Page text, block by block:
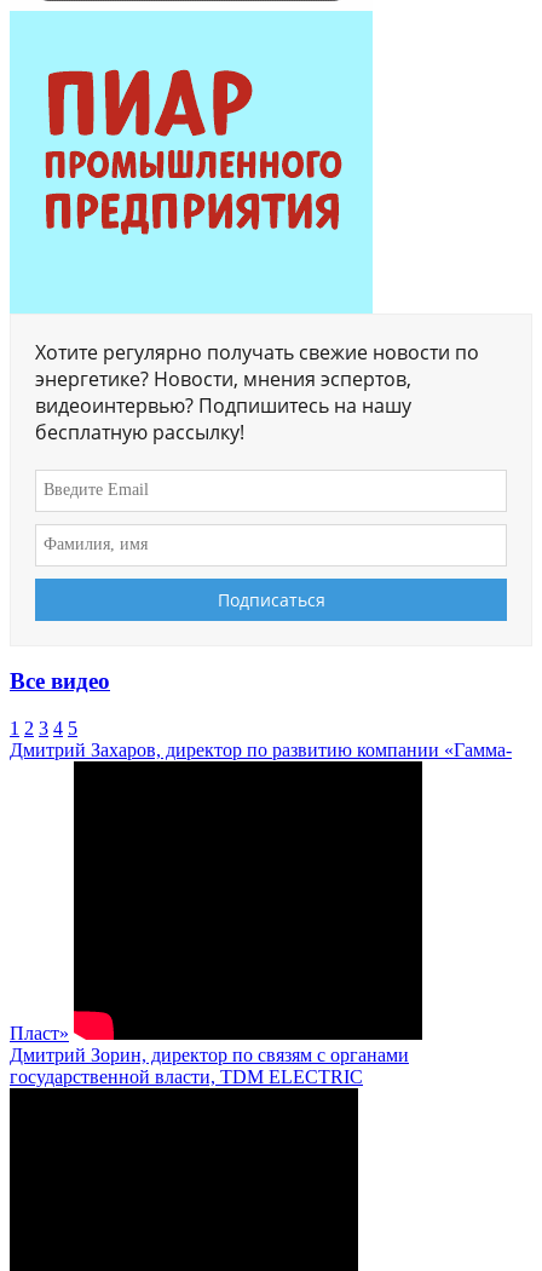
Хотите регулярно получать свежие новости по
энергетике? Новости, мнения эспертов,
видеоинтервью? Подпишитесь на нашу
бесплатную рассылку!
Все видео
1 2 3 4 5
Дмитрий Захаров, директор по развитию компании «Гамма-
Пласт»
Дмитрий Зорин, директор по связям с органами
государственной власти, TDM ELECTRIC